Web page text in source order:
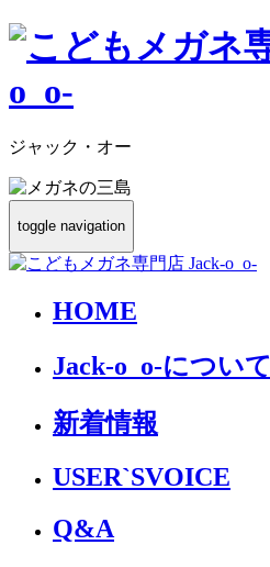
ジャック・オー
toggle navigation
HOME
Jack-o_o-について
新着情報
USER`SVOICE
Q&A